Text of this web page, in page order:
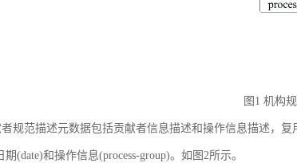
图1 机构
规范描述元数据包括贡献者信息描述和操作信息描述，
期(date)和操作信息(process-group)。如图2所示。